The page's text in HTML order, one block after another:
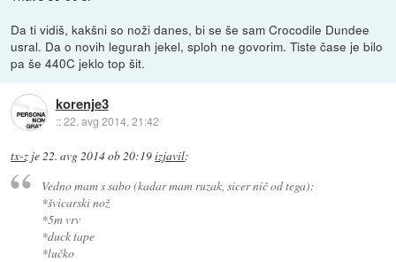
Da ti vidiš, kakšni so noži danes, bi se še sam Crocodile Dundee
usral. Da o novih legurah jekel, sploh ne govorim. Tiste čase je bilo
pa še 440C jeklo top šit.
korenje3
::22. avg 2014, 21:42
tx-z je22. avg 2014 ob 20:19izjavil:
Vedno mam s sabo (kadar mam ruzak, sicer nič od tega):
*švicarski nož
*5m vrv
*duck tape
*lučko